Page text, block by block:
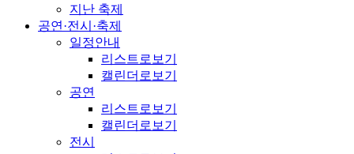
지난 축제
공연·전시·축제
일정안내
리스트로보기
캘린더로보기
공연
리스트로보기
캘린더로보기
전시